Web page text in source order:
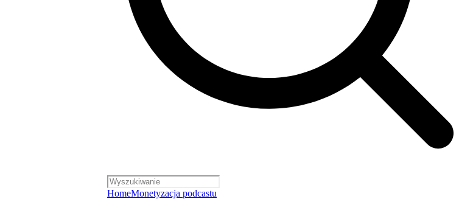
HomeMonetyzacja podcastu